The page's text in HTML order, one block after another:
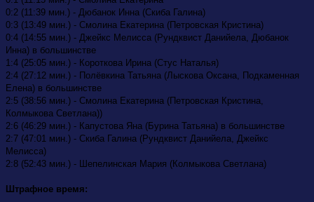
0:2 (11:39 мин.) - Дюбанок Инна (Скиба Галина)
0:3 (13:49 мин.) - Смолина Екатерина (Петровская Кристина)
0:4 (14:55 мин.) - Джейкс Мелисса (Рундквист Данийела, Дюбанок
Инна) в большинстве
1:4 (25:05 мин.) - Короткова Ирина (Стус Наталья)
2:4 (27:12 мин.) - Полёвкина Татьяна (Лыскова Оксана, Подкаменная
Елена) в большинстве
2:5 (38:56 мин.) - Смолина Екатерина (Петровская Кристина,
Колмыкова Светлана))
2:6 (46:29 мин.) - Капустова Яна (Бурина Татьяна) в большинстве
2:7 (47:01 мин.) - Скиба Галина (Рундквист Данийела, Джейкс
Мелисса)
2:8 (52:43 мин.) - Шепелинская Мария (Колмыкова Светлана)
Штрафное время: